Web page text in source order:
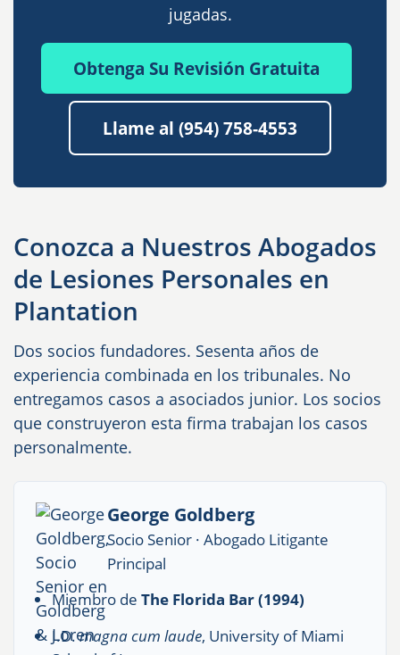
jugadas.
Obtenga Su Revisión Gratuita
Llame al (954) 758-4553
Conozca a Nuestros Abogados
de Lesiones Personales en
Plantation
Dos socios fundadores. Sesenta años de
experiencia combinada en los tribunales. No
entregamos casos a asociados junior. Los socios
que construyeron esta firma trabajan los casos
personalmente.
George Goldberg
Socio Senior · Abogado Litigante
Principal
Miembro de The Florida Bar (1994)
J.D.magna cum laude, University of Miami